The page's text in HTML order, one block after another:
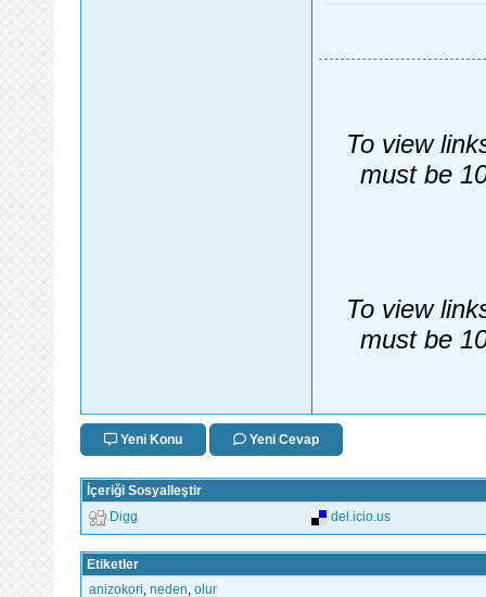
To view
must be
To view
must be
Yeni Konu Yeni Cevap
İçeriği Sosyalleştir
Digg del.icio.us
Etiketler
anizokori neden olur